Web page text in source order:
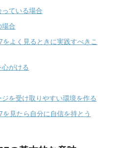
ている場合
場合
よく見るときに実践すべきこ
がける
を受け取りやすい環境を作る
見たら自分に自信を持とう